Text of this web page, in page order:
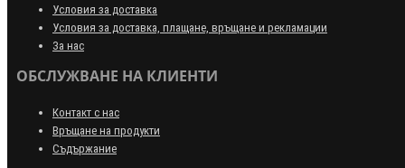
Условия за доставка
Условия за доставка, плащане, връщане и рекламации
За нас
ОБСЛУЖВАНЕ НА КЛИЕНТИ
Контакт с нас
Връщане на продукти
Съдържание